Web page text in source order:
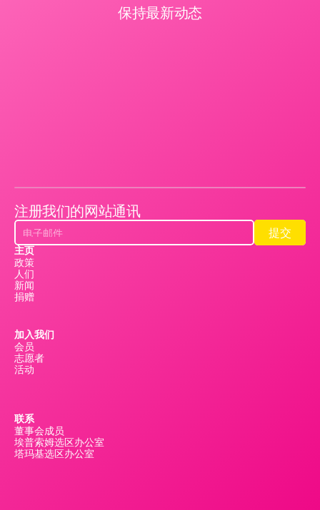
保持最新动态
注册我们的网站通讯
提交
提交
主页
政策
人们
新闻
捐赠
加入我们
会员
志愿者
活动
联系
董事会成员
埃普索姆选区办公室
塔玛基选区办公室